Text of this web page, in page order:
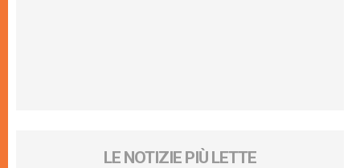
LE NOTIZIE PIÙ LETTE